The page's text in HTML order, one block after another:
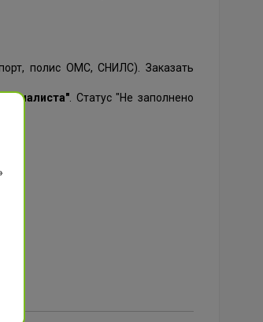
полис ОМС, СНИЛС). Заказать
. Статус "Не заполнено